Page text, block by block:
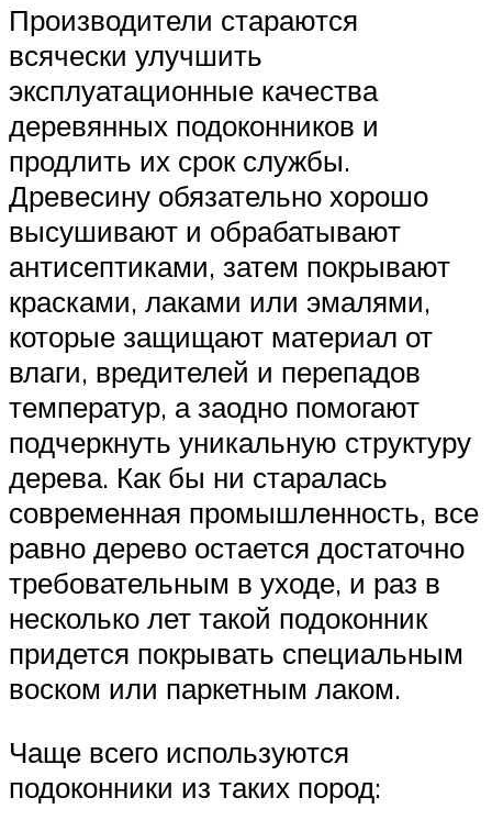
Производители стараются
всячески улучшить
эксплуатационные качества
деревянных подоконников и
продлить их срок службы.
Древесину обязательно хорошо
высушивают и обрабатывают
антисептиками, затем покрывают
красками, лаками или эмалями,
которые защищают материал от
влаги, вредителей и перепадов
температур, а заодно помогают
подчеркнуть уникальную структуру
дерева. Как бы ни старалась
современная промышленность, все
равно дерево остается достаточно
требовательным в уходе, и раз в
несколько лет такой подоконник
придется покрывать специальным
воском или паркетным лаком.
Чаще всего используются
подоконники из таких пород: